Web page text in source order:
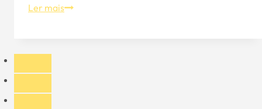
Ler maisAung